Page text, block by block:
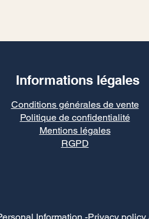
Informations légales
Conditions générales de vente
Politique de confidentialité
Mentions légales
RGPD